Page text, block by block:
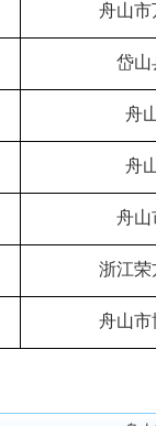
舟山市
岱山
舟
舟
舟山
浙江荣
舟山市